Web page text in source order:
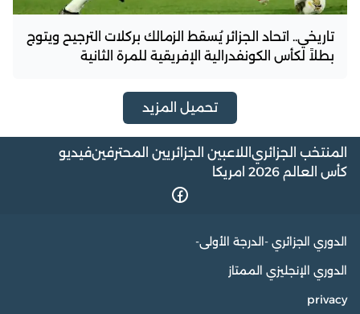
تاريخي.. اتحاد الجزائر يُسقط الزمالك بركلات الترجيح ويتوج
بطلاً لكأس الكونفدرالية الإفريقية للمرة الثانية
تحميل المزيد
المنتخب الجزائري اللاعبين الجزائريين المحترفينفيديو
كأس العالم 2026 امريكا
الدوري الجزائري -الدرجة الأولى-
الدوري الإنجليزي الممتاز
privacy